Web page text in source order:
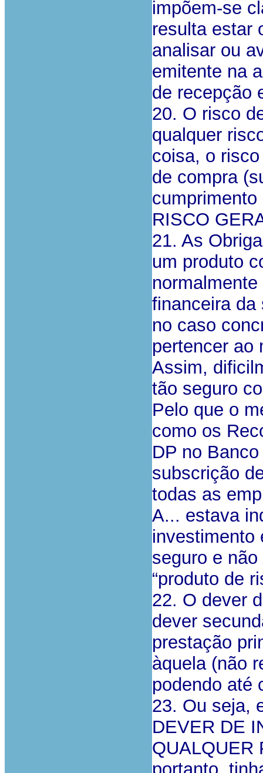
impõem-se
resulta estar
analisar ou
emitente na
de recepção
20. O risco
qualquer
coisa, o
de compra
RISCO
21. As
um produto
financeira da
no caso
pertencer ao
Assim,
tão seguro
Pelo que o
como os
DP no
subscrição
todas as
A... estava
investimento
seguro e
“produto de
22. O dever
dever
prestação
àquela (não
podendo até
23. Ou seja,
DEVER DE
QUALQUER